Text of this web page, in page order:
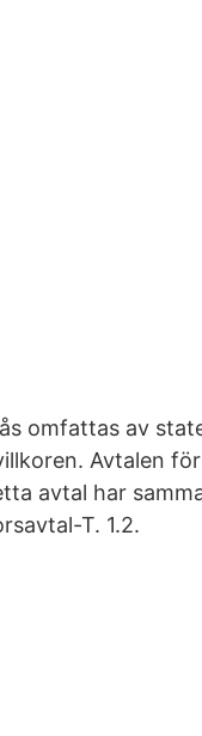
omfattas av
Avtalen
avtal har
T. 1.2.